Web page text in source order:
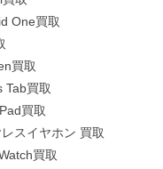
One買取
買取
Tab買取
買取
スイヤホン 買取
買取